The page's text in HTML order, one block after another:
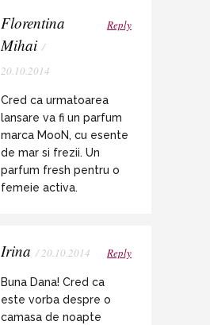
Florentina
Mihai /
20.10.2014
Reply
Cred ca urmatoarea
lansare va fi un parfum
marca MooN, cu esente
de mar si frezii. Un
parfum fresh pentru o
femeie activa.
Irina / 20.10.2014 Reply
Buna Dana! Cred ca
este vorba despre o
camasa de noapte